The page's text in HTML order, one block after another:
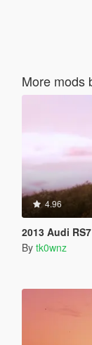
More mods
4.96
2013 Audi
By tk0wnz